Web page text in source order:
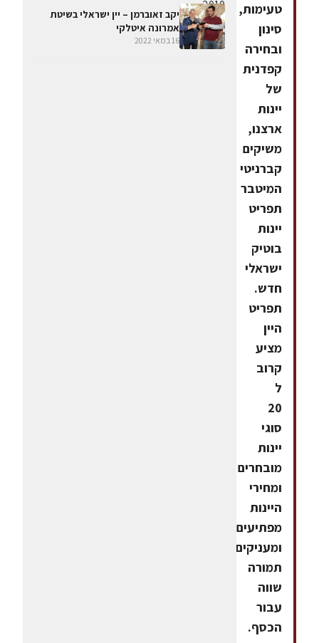
טעימות,
סינון
ובחירה
קפדנית
של
יינות
ארצנו,
משיקים
קברניטי
המיטבר
תפריט
יינות
בוטיק
ישראלי
חדש.
תפריט
היין
מציע
קרוב
ל
20
סוגי
יינות
מובחרים
ומחירי
היינות
מפתיעים
ומעניקים
תמורה
שווה
עבור
הכסף.
יקב זאוברמן – יין ישראלי בשיטת
אמרונה איטלקי
16 במאי 2022